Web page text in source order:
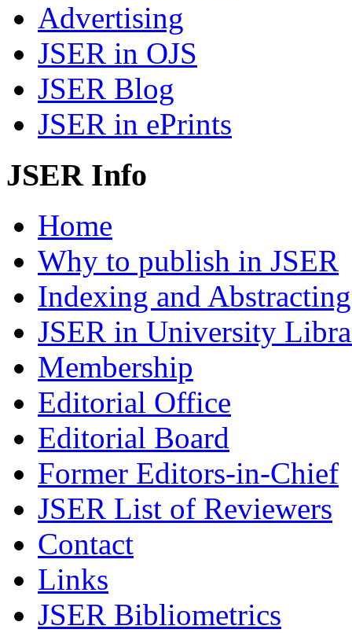
Advertising
JSER in OJS
JSER Blog
JSER in ePrints
JSER Info
Home
Why to publish in JSER
Indexing and Abstracting
JSER in University
Membership
Editorial Office
Editorial Board
Former Editors-in-Chief
JSER List of Reviewers
Contact
Links
JSER Bibliometrics